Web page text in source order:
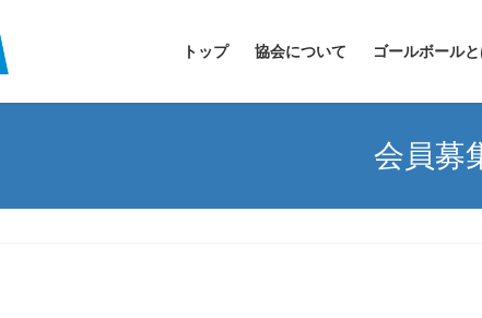
トップ 協会について ゴールボール
会員募